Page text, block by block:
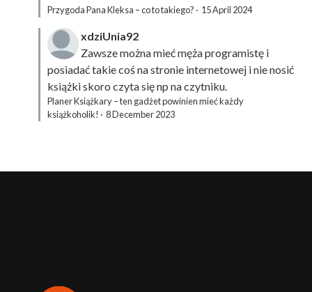
Przygoda Pana Kleksa – co to takiego? · 15 April 2024
xdziUnia92
Zawsze można mieć męża programistę i
posiadać takie coś na stronie internetowej i nie nosić
książki skoro czyta się np na czytniku.
Planer Książkary – ten gadżet powinien mieć każdy
książkoholik! · 8 December 2023